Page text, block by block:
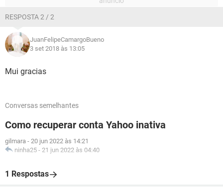
RESPOSTA 2 / 2
JuanFelipeCamargoBueno
3 set 2018 às 13:05
Mui gracias
Conversas semelhantes
Como recuperar conta Yahoo inativa
gilmara - 20 jun 2022 às 14:21
ninha25 - 21 jun 2022 às 04:40
1 Respostas